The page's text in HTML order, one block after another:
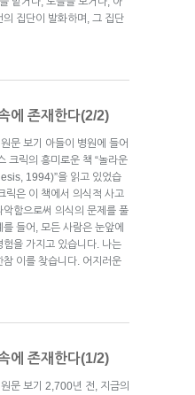
집단이 발화하며, 그 집단
에 존재한다(2/2)
보기 아들이 병원에 들어
크릭의 흥미로운 책 “놀라운
1994)”을 읽고 있었습
릭은 이 책에서 의식적 사고
함으로써 의식의 문제를 풀
들어, 모든 사람은 눈앞에
을 가지고 있습니다. 나는
이를 찾습니다. 어지러운
에 존재한다(1/2)
문 보기 2,700년 전, 지금의